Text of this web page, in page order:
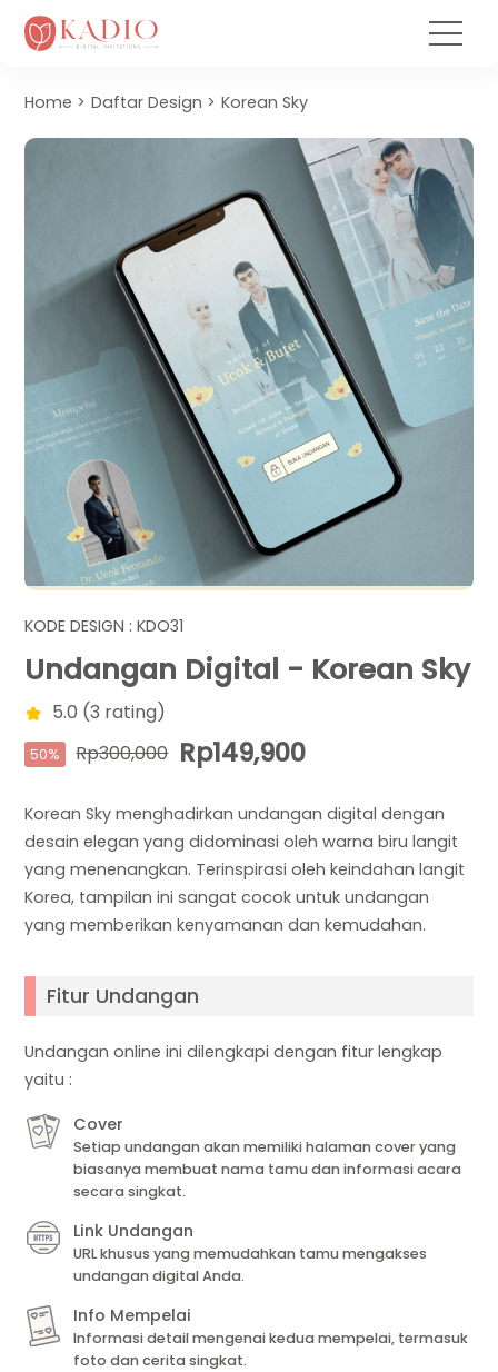
Home Daftar Design Korean Sky
KODE DESIGN : KDO31
Undangan Digital - Korean Sky
5.0 (3 rating)
50% Rp300,000 Rp149,900
Korean Sky menghadirkan undangan digital dengan
desain elegan yang didominasi oleh warna biru langit
yang menenangkan. Terinspirasi oleh keindahan langit
Korea, tampilan ini sangat cocok untuk undangan
yang memberikan kenyamanan dan kemudahan.
Fitur Undangan
Undangan online ini dilengkapi dengan fitur lengkap
yaitu :
Cover
Setiap undangan akan memiliki halaman cover yang
biasanya membuat nama tamu dan informasi acara
secara singkat.
Link Undangan
URL khusus yang memudahkan tamu mengakses
undangan digital Anda.
Info Mempelai
Informasi detail mengenai kedua mempelai, termasuk
foto dan cerita singkat.